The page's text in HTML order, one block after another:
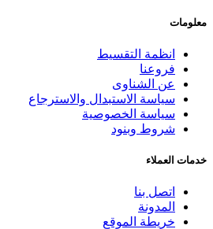
معلومات
انظمة التقسيط
فروعنا
عن الشناوى
سياسة الاستبدال والاسترجاع
سياسة الخصوصية
شروط وبنود
خدمات العملاء
اتصل بنا
المدونة
خريطة الموقع